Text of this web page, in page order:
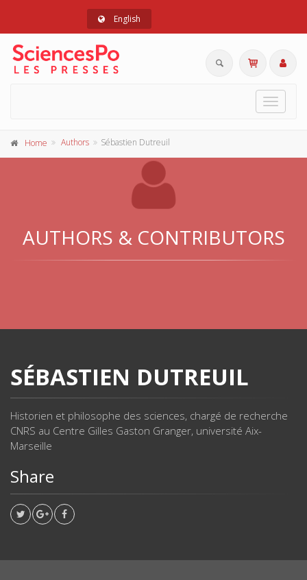
English
Toggle
Home Authors Sébastien Dutreuil
AUTHORS & CONTRIBUTORS
SÉBASTIEN DUTREUIL
Historien et philosophe des sciences, chargé de recherche
CNRS au Centre Gilles Gaston Granger, université Aix-
Marseille
Share